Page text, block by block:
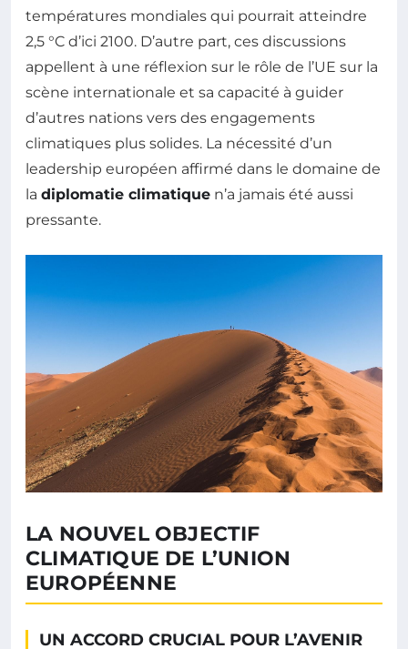
températures mondiales qui pourrait atteindre
2,5 °C d’ici 2100. D’autre part, ces discussions
appellent à une réflexion sur le rôle de l’UE sur la
scène internationale et sa capacité à guider
d’autres nations vers des engagements
climatiques plus solides. La nécessité d’un
leadership européen affirmé dans le domaine de
la diplomatie climatique n’a jamais été aussi
pressante.
LA NOUVEL OBJECTIF
CLIMATIQUE DE L’UNION
EUROPÉENNE
UN ACCORD CRUCIAL POUR L’AVENIR